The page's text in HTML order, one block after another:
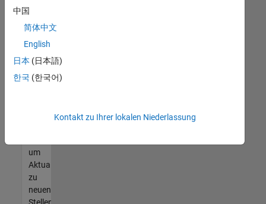
können,
die
Ihren
entsprechen,
werden
unseres
um
Aktualisierungen
zu
neuen
中国
简体中文
English
日本 (日本語)
한국 (한국어)
Kontakt zu Ihrer lokalen Niederlassung